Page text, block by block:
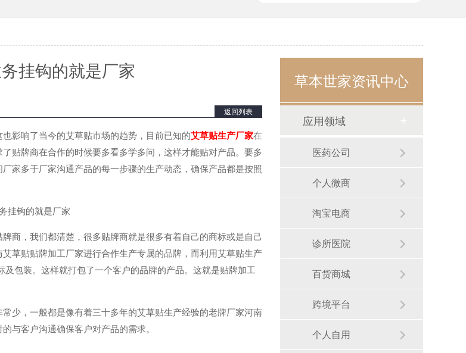
挂钩的就是厂家
返回列表
影响了当今的艾草贴市场的趋势，目前已知的艾草贴生产厂家在
贴牌商在合作的时候要多看多学多问，这样才能贴对产品。要多
家多于厂家沟通产品的每一步骤的生产动态，确保产品都是按照
，我们都清楚，很多贴牌商就是很多有着自己的商标或是自己
草贴贴牌加工厂家进行合作生产专属的品牌，而利用艾草贴生产
包装。这样就打包了一个客户的品牌的产品。这就是贴牌加工
，一般都是像有着三十多年的艾草贴生产经验的老牌厂家河南
与客户沟通确保客户对产品的需求。
草本世家资讯中心
应用领域
医药公司
个人微商
淘宝电商
诊所医院
百货商城
跨境平台
个人自用